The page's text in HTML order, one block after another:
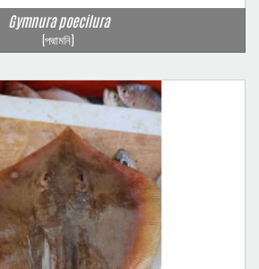
Gymnura poecilura
(পদ্মামনি)